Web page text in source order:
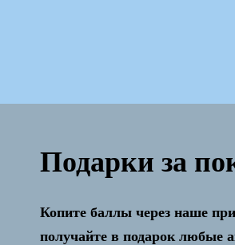
Активация и настройка
Подарки за
Копите баллы через наше
получайте в подарок любые